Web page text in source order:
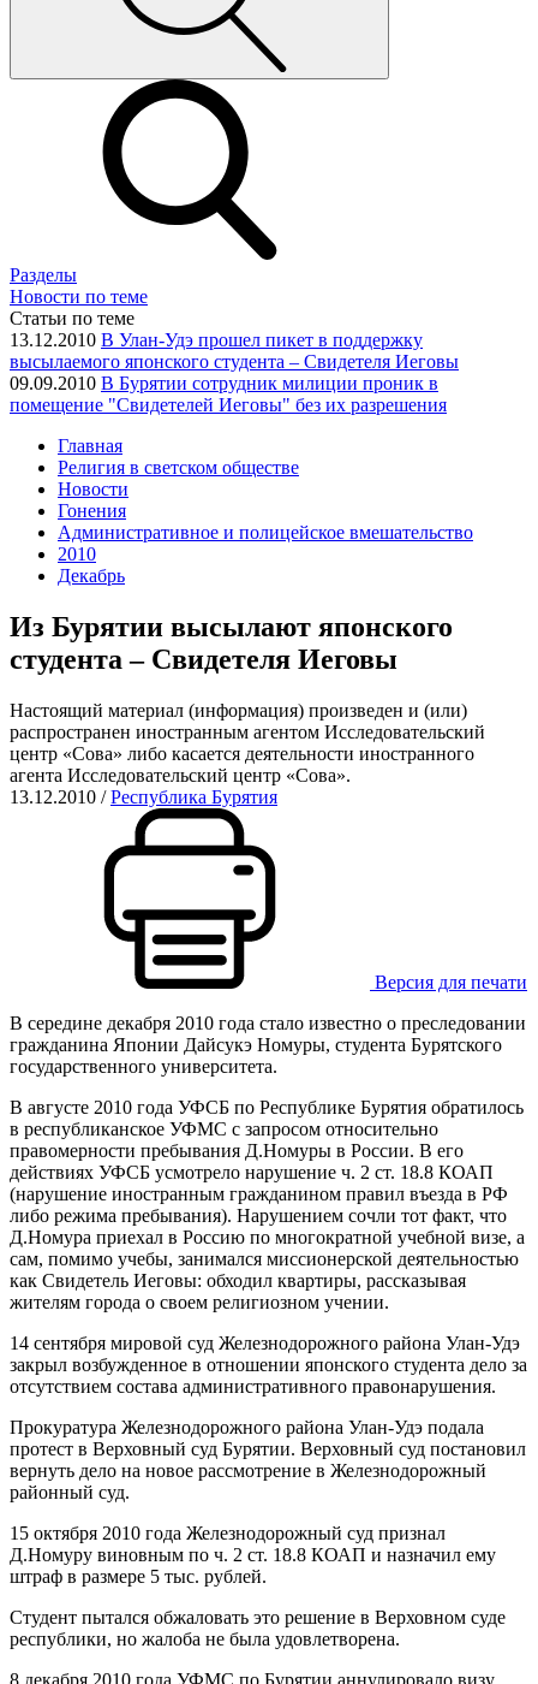
Разделы
Новости по теме
Статьи по теме
13.12.2010 В Улан-Удэ прошел пикет в поддержку
высылаемого японского студента – Свидетеля Иеговы
09.09.2010 В Бурятии сотрудник милиции проник в
помещение "Свидетелей Иеговы" без их разрешения
Главная
Религия в светском обществе
Новости
Гонения
Административное и полицейское вмешательство
2010
Декабрь
Из Бурятии высылают японского
студента – Свидетеля Иеговы
Настоящий материал (информация) произведен и (или)
распространен иностранным агентом Исследовательский
центр «Сова» либо касается деятельности иностранного
агента Исследовательский центр «Сова».
13.12.2010 /Республика Бурятия
Версия для печати
В середине декабря 2010 года стало известно о преследовании
гражданина Японии Дайсукэ Номуры, студента Бурятского
государственного университета.
В августе 2010 года УФСБ по Республике Бурятия обратилось
в республиканское УФМС с запросом относительно
правомерности пребывания Д.Номуры в России. В его
действиях УФСБ усмотрело нарушение ч. 2 ст. 18.8 КОАП
(нарушение иностранным гражданином правил въезда в РФ
либо режима пребывания). Нарушением сочли тот факт, что
Д.Номура приехал в Россию по многократной учебной визе, а
сам, помимо учебы, занимался миссионерской деятельностью
как Свидетель Иеговы: обходил квартиры, рассказывая
жителям города о своем религиозном учении.
14 сентября мировой суд Железнодорожного района Улан-Удэ
закрыл возбужденное в отношении японского студента дело за
отсутствием состава административного правонарушения.
Прокуратура Железнодорожного района Улан-Удэ подала
протест в Верховный суд Бурятии. Верховный суд постановил
вернуть дело на новое рассмотрение в Железнодорожный
районный суд.
15 октября 2010 года Железнодорожный суд признал
Д.Номуру виновным по ч. 2 ст. 18.8 КОАП и назначил ему
штраф в размере 5 тыс. рублей.
Студент пытался обжаловать это решение в Верховном суде
республики, но жалоба не была удовлетворена.
8 декабря 2010 года УФМС по Бурятии аннулировало визу